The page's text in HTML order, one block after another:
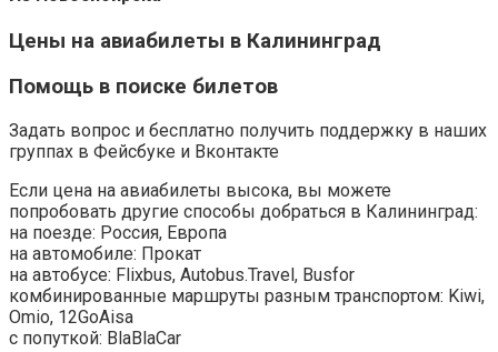
Цены на авиабилеты в Калининград
Помощь в поиске билетов
Задать вопрос и бесплатно получить поддержку в наших
группах в Фейсбуке и Вконтакте
Если цена на авиабилеты высока, вы можете
попробовать другие способы добраться в Калининград:
на поезде: Россия, Европа
на автомобиле: Прокат
на автобусе: Flixbus, Autobus.Travel, Busfor
комбинированные маршруты разным транспортом: Kiwi,
Omio, 12GoAisa
с попуткой: BlaBlaCar